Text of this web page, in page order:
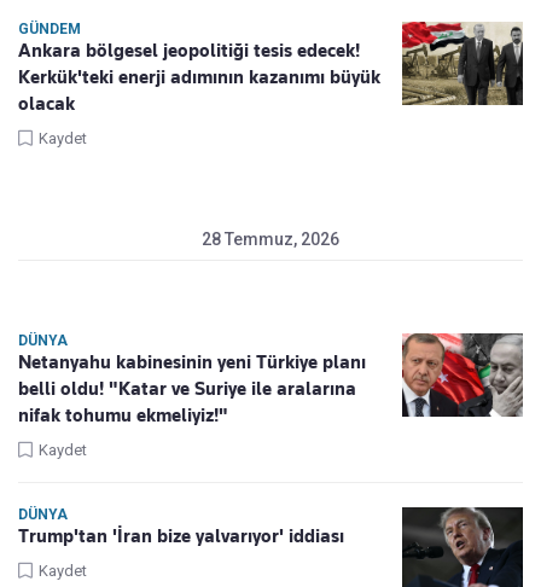
GÜNDEM
Ankara bölgesel jeopolitiği tesis edecek!
Kerkük'teki enerji adımının kazanımı büyük
olacak
Kaydet
28 Temmuz, 2026
DÜNYA
Netanyahu kabinesinin yeni Türkiye planı
belli oldu! "Katar ve Suriye ile aralarına
nifak tohumu ekmeliyiz!"
Kaydet
DÜNYA
Trump'tan 'İran bize yalvarıyor' iddiası
Kaydet